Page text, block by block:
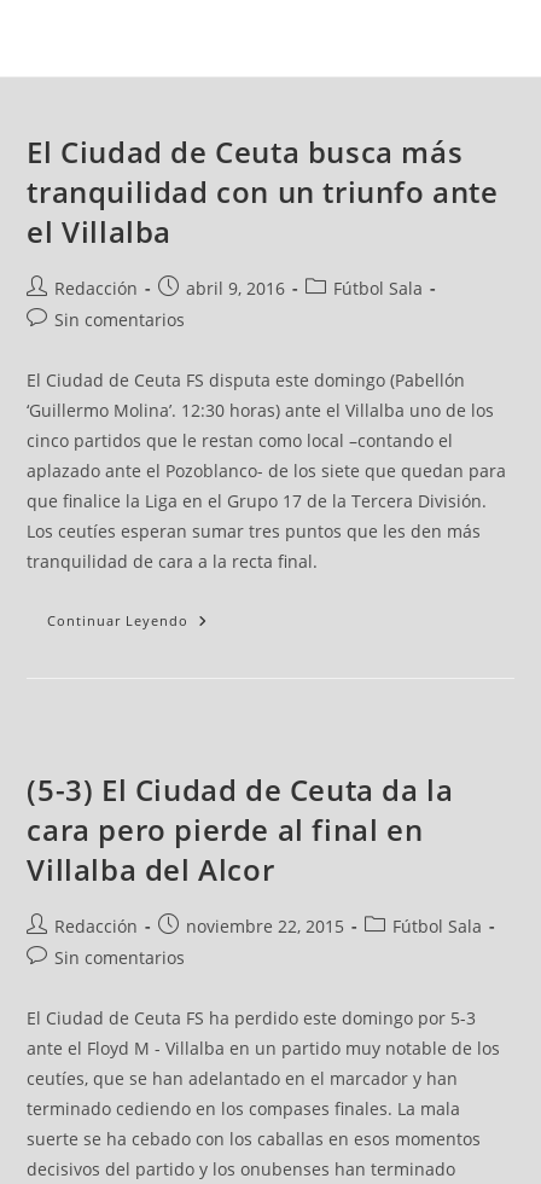
El Ciudad de Ceuta busca más
tranquilidad con un triunfo ante
el Villalba
Redacción abril 9, 2016
Fútbol Sala
Sin comentarios
El Ciudad de Ceuta FS disputa este domingo (Pabellón
‘Guillermo Molina’. 12:30 horas) ante el Villalba uno de los
cinco partidos que le restan como local –contando el
aplazado ante el Pozoblanco- de los siete que quedan para
que finalice la Liga en el Grupo 17 de la Tercera División.
Los ceutíes esperan sumar tres puntos que les den más
tranquilidad de cara a la recta final.
Continuar Leyendo
(5-3) El Ciudad de Ceuta da la
cara pero pierde al final en
Villalba del Alcor
Redacción noviembre 22, 2015
Fútbol Sala
Sin comentarios
El Ciudad de Ceuta FS ha perdido este domingo por 5-3
ante el Floyd M - Villalba en un partido muy notable de los
ceutíes, que se han adelantado en el marcador y han
terminado cediendo en los compases finales. La mala
suerte se ha cebado con los caballas en esos momentos
decisivos del partido y los onubenses han terminado